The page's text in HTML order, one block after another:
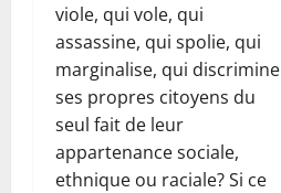
viole, qui vole, qui
assassine, qui spolie, qui
marginalise, qui discrimine
ses propres citoyens du
seul fait de leur
appartenance sociale,
ethnique ou raciale? Si ce